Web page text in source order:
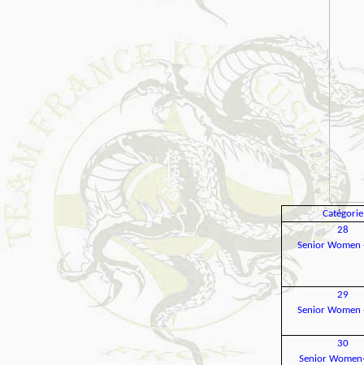
Catégorie
28
Senior Women
29
Senior Women
30
Senior